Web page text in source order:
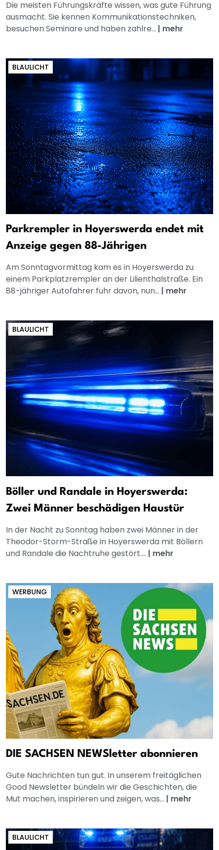
Die meisten Führungskräfte wissen, was gute Führung
ausmacht. Sie kennen Kommunikationstechniken,
besuchen Seminare und haben zahlre... | mehr
BLAULICHT
Parkrempler in Hoyerswerda endet mit
Anzeige gegen 88-Jährigen
Am Sonntagvormittag kam es in Hoyerswerda zu
einem Parkplatzrempler an der Lilienthalstraße. Ein
88-jähriger Autofahrer fuhr davon, nun... | mehr
BLAULICHT
Böller und Randale in Hoyerswerda:
Zwei Männer beschädigen Haustür
In der Nacht zu Sonntag haben zwei Männer in der
Theodor-Storm-Straße in Hoyerswerda mit Böllern
und Randale die Nachtruhe gestört.... | mehr
WERBUNG
DIE SACHSEN NEWSletter abonnieren
Gute Nachrichten tun gut. In unserem freitäglichen
Good Newsletter bündeln wir die Geschichten, die
Mut machen, inspirieren und zeigen, was... | mehr
BLAULICHT